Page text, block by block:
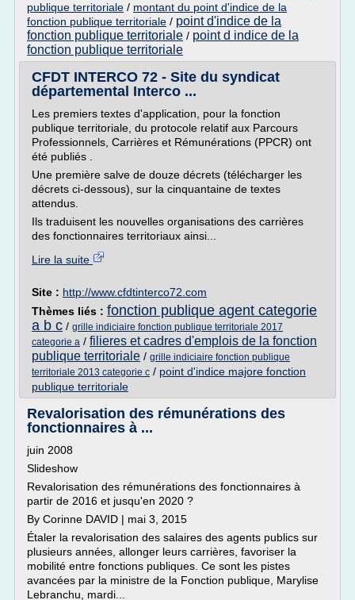
publique territoriale / montant du point d'indice de la
fonction publique territoriale / point d'indice de la
fonction publique territoriale / point d indice de la
fonction publique territoriale
CFDT INTERCO 72 - Site du syndicat
départemental Interco ...
Les premiers textes d'application, pour la fonction
publique territoriale, du protocole relatif aux Parcours
Professionnels, Carrières et Rémunérations (PPCR) ont
été publiés .
Une première salve de douze décrets (télécharger les
décrets ci-dessous), sur la cinquantaine de textes
attendus.
Ils traduisent les nouvelles organisations des carrières
des fonctionnaires territoriaux ainsi...
Lire la suite
Site : http://www.cfdtinterco72.com
Thèmes liés : fonction publique agent categorie
a b c / grille indiciaire fonction publique territoriale 2017
categorie a / filieres et cadres d'emplois de la fonction
publique territoriale / grille indiciaire fonction publique
territoriale 2013 categorie c / point d'indice majore fonction
publique territoriale
Revalorisation des rémunérations des
fonctionnaires à ...
juin 2008
Slideshow
Revalorisation des rémunérations des fonctionnaires à
partir de 2016 et jusqu'en 2020 ?
By Corinne DAVID | mai 3, 2015
Étaler la revalorisation des salaires des agents publics sur
plusieurs années, allonger leurs carrières, favoriser la
mobilité entre fonctions publiques. Ce sont les pistes
avancées par la ministre de la Fonction publique, Marylise
Lebranchu, mardi...